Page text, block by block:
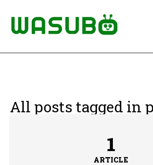
All posts tagged in
1
ARTICLE